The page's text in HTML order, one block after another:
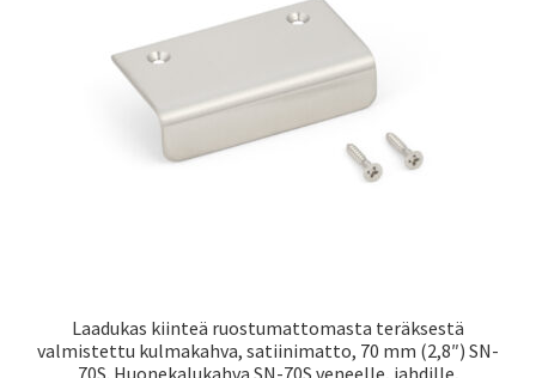
Laadukas kiinteä ruostumattomasta teräksestä
valmistettu kulmakahva, satiinimatto, 70 mm (2,8″) SN-
70S. Huonekalukahva SN-70S veneelle, jahdille,